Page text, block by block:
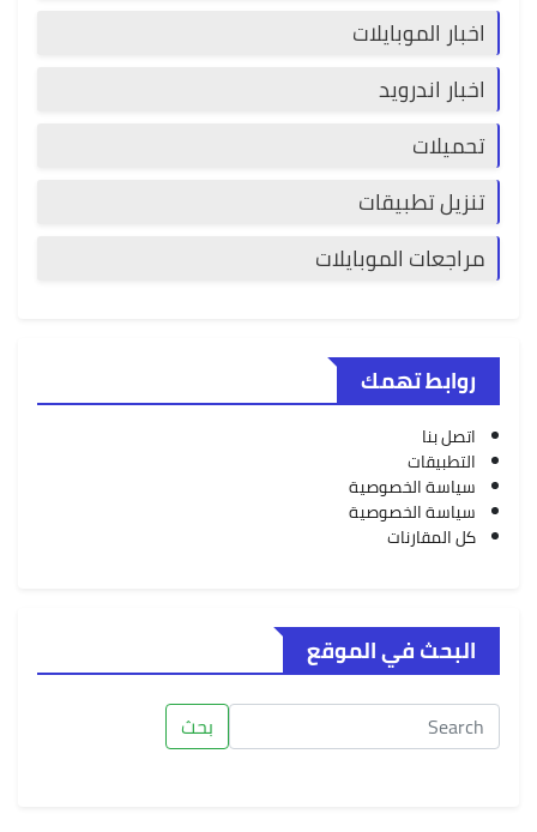
اخبار الموبايلات
اخبار اندرويد
تحميلات
تنزيل تطبيقات
مراجعات الموبايلات
روابط تهمك
اتصل بنا
التطبيقات
سياسة الخصوصية
سياسة الخصوصية
كل المقارنات
البحث في الموقع
بحث